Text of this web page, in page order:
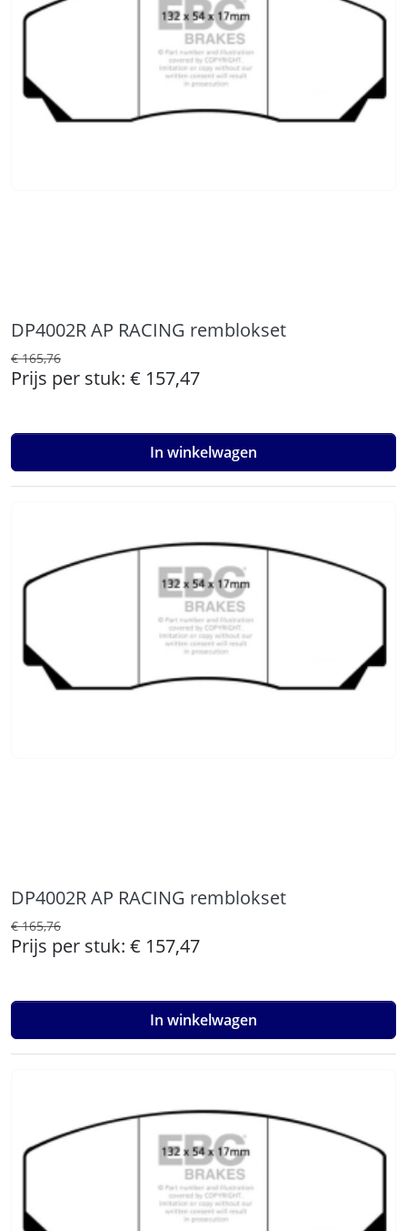
DP4002R AP RACING remblokset
€ 165,76
Prijs per stuk: € 157,47
In winkelwagen
DP4002R AP RACING remblokset
€ 165,76
Prijs per stuk: € 157,47
In winkelwagen